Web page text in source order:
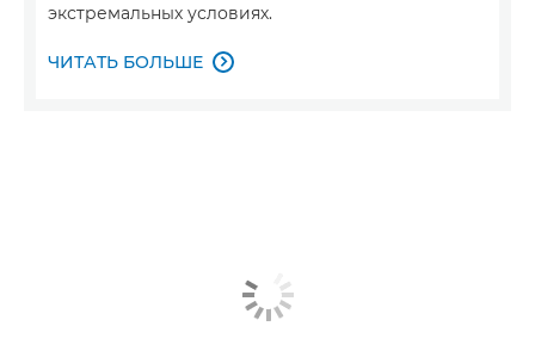
экстремальных условиях.
ЧИТАТЬ БОЛЬШЕ 